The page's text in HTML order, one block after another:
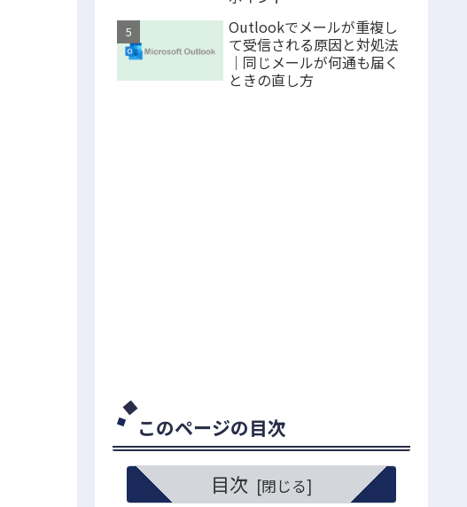
Outlookでメールが重複し
て受信される原因と対処法
｜同じメールが何通も届く
ときの直し方
このページの目次
目次